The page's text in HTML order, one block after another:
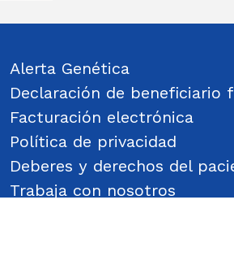
Alerta Genética
Declaración de beneficiario
Facturación electrónica
Política de privacidad
Deberes y derechos del
Trabaja con nosotros